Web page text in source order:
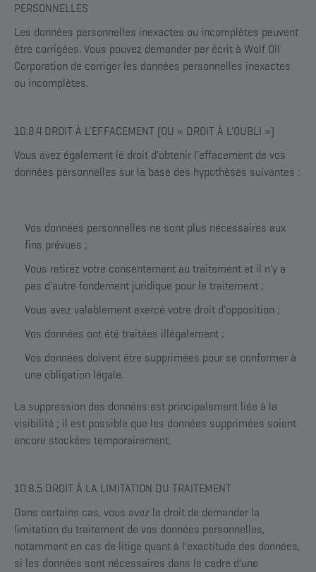
PERSONNELLES
Les données personnelles inexactes ou incomplètes peuvent
être corrigées. Vous pouvez demander par écrit à Wolf Oil
Corporation de corriger les données personnelles inexactes
ou incomplètes.
10.8.4 DROIT À L’EFFACEMENT (OU « DROIT À L'OUBLI »)
Vous avez également le droit d'obtenir l'effacement de vos
données personnelles sur la base des hypothèses suivantes :
Vos données personnelles ne sont plus nécessaires aux
fins prévues ;
Vous retirez votre consentement au traitement et il n'y a
pas d'autre fondement juridique pour le traitement ;
Vous avez valablement exercé votre droit d'opposition ;
Vos données ont été traitées illégalement ;
Vos données doivent être supprimées pour se conformer à
une obligation légale.
La suppression des données est principalement liée à la
visibilité ; il est possible que les données supprimées soient
encore stockées temporairement.
10.8.5 DROIT À LA LIMITATION DU TRAITEMENT
Dans certains cas, vous avez le droit de demander la
limitation du traitement de vos données personnelles,
notamment en cas de litige quant à l'exactitude des données,
si les données sont nécessaires dans le cadre d'une